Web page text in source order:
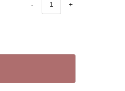
-
+